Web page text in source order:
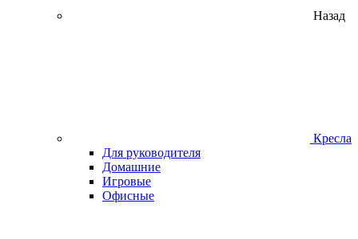
Назад
Кресла
Для руководителя
Домашние
Игровые
Офисные